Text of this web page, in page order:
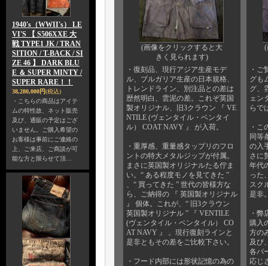
1940's（WWII's） LE
VI'S 【 S506XXE 大
戦 TYPE1 JK / TRAN
SITION / T-BACK / SI
ZE 46 】 DARK BLU
E ＆ SUPER MINTY /
SUPER RARE！！
38,280,000円(税込)
・こちらの商品はアイテ
ムの特性故、ネット販売
及び、通販の予定はござ
いません。ご購入希望の
お客様は事前にご連絡の
上、ご来店、ご商談が可
能な方と限らせて頂…
(画像をクリックすると大
きく見られます)
・復刻品、現行アジア生産モデ
ル、ブルガリア生産の日本規格、
トレンドライン、別注品との差は
歴然明白、雲泥の差。これぞ英国
製オリジナル、旧3クラウン 『 VE
NTILE (ヴェンタイル・ベンタイ
ル） COAT NAVY 』 が入荷。
・重厚感、重量感タップリのフロ
ントの特大メタルジップが付属。
まさに英国製オリジナルたる佇ま
い。“ ある程度モノを見てきた ”
、“ 買ってきた ” 世代の皆様方な
ら、ご納得の 『 英国製オリジナル
』 個体。これが、“ 旧3クラウン
英国製オリジナル ” 『 VENTILE
(ヴェンタイル・ベンタイル） CO
AT NAVY 』 。現行復刻ラインと
是非ともその差をご比較下さい。
・フード内部には形状記憶の為の
(
・ご
グも
グ、
ェン
らで
・こ
同等
の入
さに
年代
った
スク
是非
・弊
購入
方の
及び
各パ
応じ